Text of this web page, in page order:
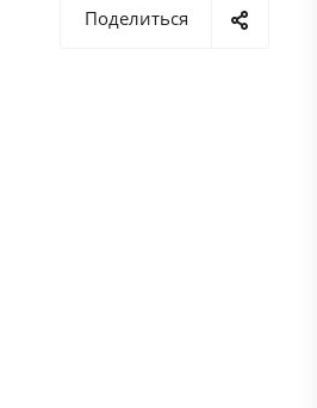
технологических процессах.
Поделиться